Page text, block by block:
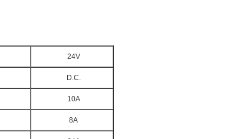
24V
D.C.
10A
8A